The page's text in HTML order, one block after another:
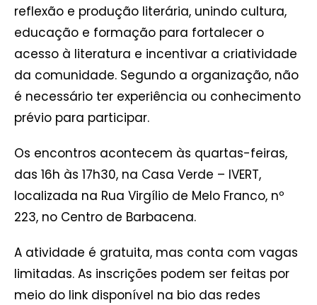
reflexão e produção literária, unindo cultura,
educação e formação para fortalecer o
acesso à literatura e incentivar a criatividade
da comunidade. Segundo a organização, não
é necessário ter experiência ou conhecimento
prévio para participar.
Os encontros acontecem às quartas-feiras,
das 16h às 17h30, na Casa Verde – IVERT,
localizada na Rua Virgílio de Melo Franco, nº
223, no Centro de Barbacena.
A atividade é gratuita, mas conta com vagas
limitadas. As inscrições podem ser feitas por
meio do link disponível na bio das redes